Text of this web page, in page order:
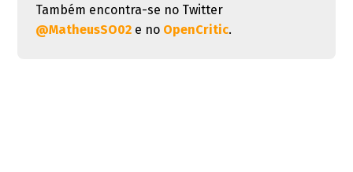
Também encontra-se no Twitter
@MatheusSO02e no OpenCritic.